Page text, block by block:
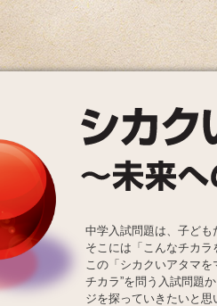
中学入試問題は、子ども
そこには「こんなチカラ
この「シカクいアタマ
チカラ”を問う入試問題
ジを探っていきたいと思